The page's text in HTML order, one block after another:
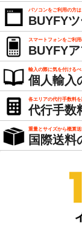
パソコンをご利用の方は
BUYFY
スマートフォンをご利
BUYFY
輸入の際に気を付ける
個人輸入
各エリアの代行手数料
代行手数
重量とサイズから概算
国際送料